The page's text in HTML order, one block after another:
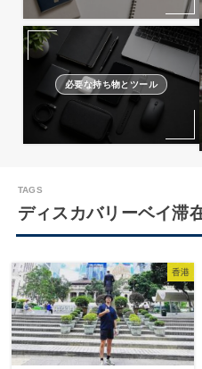
必要な持ち物とツール
ディスカバリーベイ滞
香港